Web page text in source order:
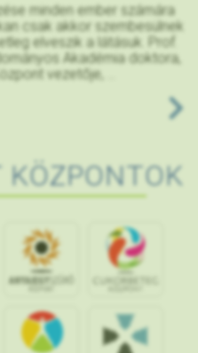
minden ember számára
csak akkor szembesülnek
elveszik a látásuk. Prof.
Akadémia doktora,
vezetője, ...
KÖZPONTOK